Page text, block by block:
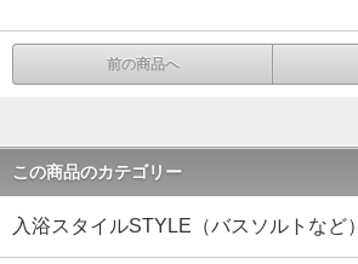
前の商品へ
この商品のカテゴリー
入浴スタイルSTYLE（バスソルトなど）